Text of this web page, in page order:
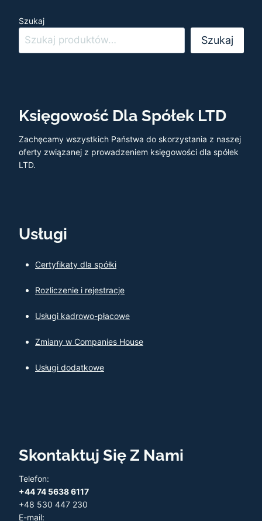
Szukaj
Szukaj
Księgowość Dla Spółek LTD
Zachęcamy wszystkich Państwa do skorzystania z naszej
oferty związanej z prowadzeniem księgowości dla spółek
LTD.
Usługi
Certyfikaty dla spółki
Rozliczenie i rejestracje
Usługi kadrowo-płacowe
Zmiany w Companies House
Usługi dodatkowe
Skontaktuj Się Z Nami
Telefon:
+44 74 5638 6117
+48 530 447 230
E-mail: